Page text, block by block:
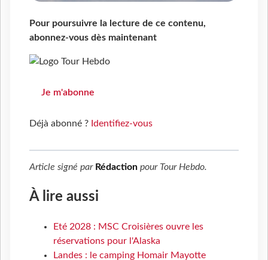
Pour poursuivre la lecture de ce contenu,
abonnez-vous dès maintenant
Je m'abonne
Déjà abonné ? Identifiez-vous
Article signé par Rédaction pour Tour Hebdo.
À lire aussi
Eté 2028 : MSC Croisières ouvre les
réservations pour l'Alaska
Landes : le camping Homair Mayotte